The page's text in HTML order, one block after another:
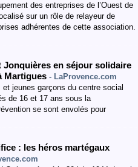
des entreprises de l’Ouest de
sur un rôle de relayeur de
adhérentes de cette association.
Jonquières en séjour solidaire
Martigues - LaProvence.com
jeunes garçons du centre social
de 16 et 17 ans sous la
se sont envolés pour
: les héros martégaux